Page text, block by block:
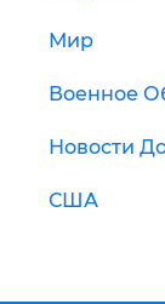
Мир
Военное
Новости
США